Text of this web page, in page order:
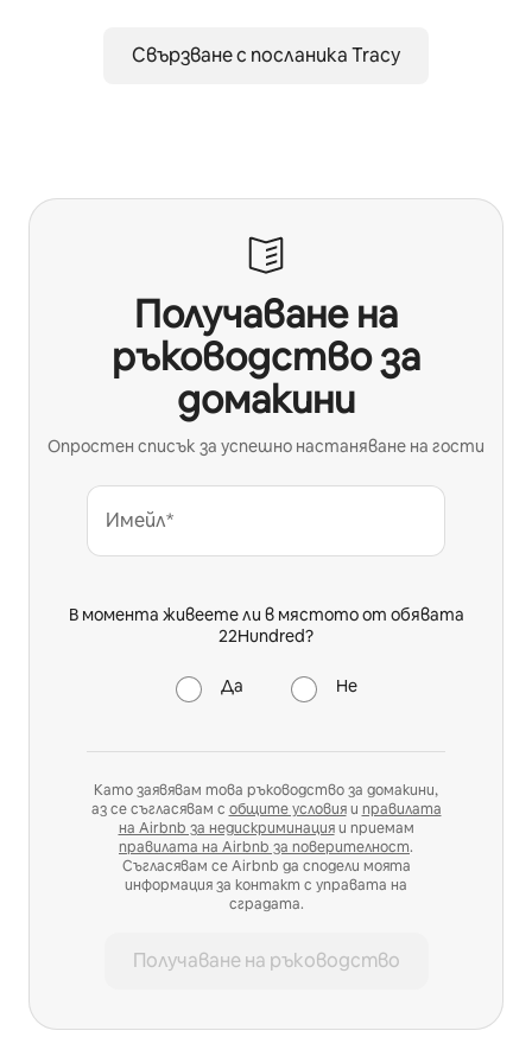
Свързване с посланика Tracy
Получаване на
ръководство за
домакини
Опростен списък за успешно настаняване на гости
Имейл*
В момента живеете ли в мястото от обявата
22Hundred?
Да Не
Като заявявам това ръководство за домакини,
аз се съгласявам с общите условияи правилата
на Airbnb за недискриминацияи приемам
правилата на Airbnb за поверителност.
Съгласявам се Airbnb да сподели моята
информация за контакт с управата на
сградата.
Получаване на ръководство